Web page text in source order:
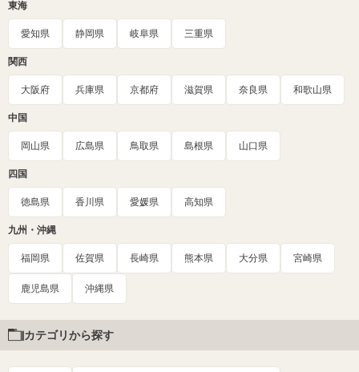
東海
愛知県 静岡県 岐阜県 三重県
関西
大阪府 兵庫県 京都府 滋賀県 奈良県 和歌山県
中国
岡山県 広島県 鳥取県 島根県 山口県
四国
徳島県 香川県 愛媛県 高知県
九州・沖縄
福岡県 佐賀県 長崎県 熊本県 大分県 宮崎県
鹿児島県 沖縄県
カテゴリから探す